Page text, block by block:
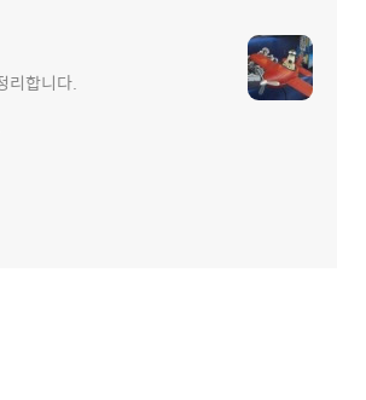
리합니다.